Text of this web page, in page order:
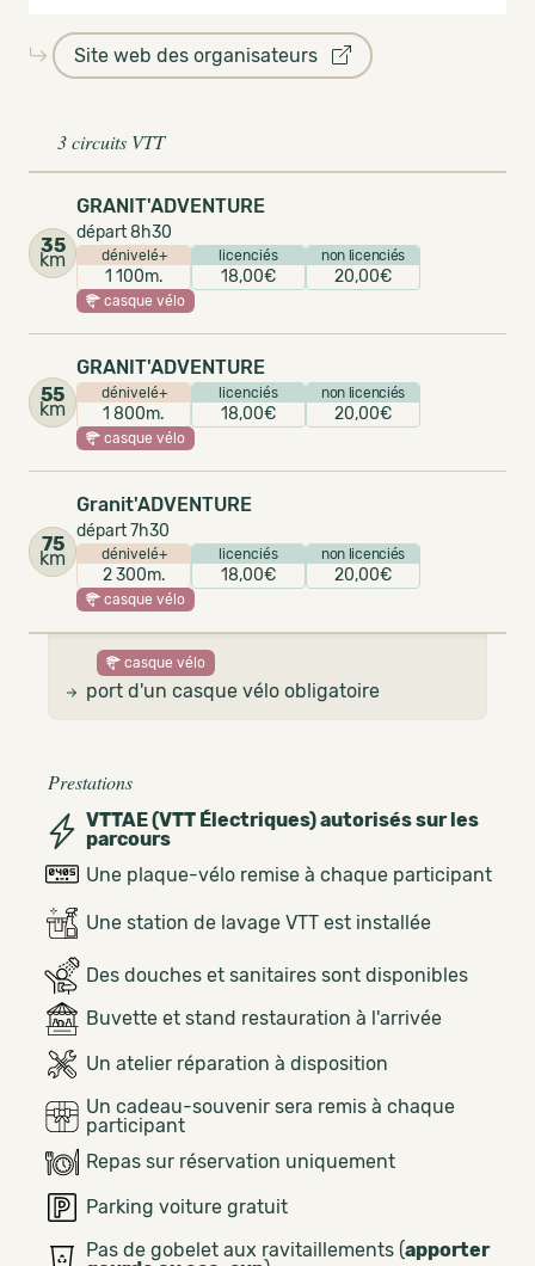
Site web des organisateurs
3 circuits VTT
35
km
GRANIT'ADVENTURE
départ 8h30
dénivelé+
1 100m.
licenciés
18,00€
non licenciés
20,00€
casque vélo
55
km
GRANIT'ADVENTURE
dénivelé+
1 800m.
licenciés
18,00€
non licenciés
20,00€
casque vélo
75
km
Granit'ADVENTURE
départ 7h30
dénivelé+
2 300m.
licenciés
18,00€
non licenciés
20,00€
casque vélo
casque vélo
port d'un casque vélo obligatoire
Prestations
VTTAE (VTT Électriques) autorisés sur les
parcours
Une plaque-vélo remise à chaque participant
Une station de lavage VTT est installée
Des douches et sanitaires sont disponibles
Buvette et stand restauration à l'arrivée
Un atelier réparation à disposition
Un cadeau-souvenir sera remis à chaque
participant
Repas sur réservation uniquement
Parking voiture gratuit
Pas de gobelet aux ravitaillements (apporter